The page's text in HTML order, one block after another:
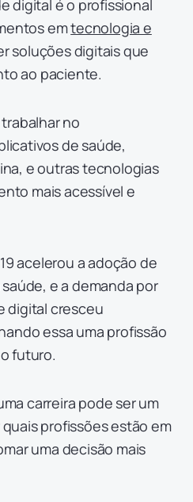
digital é o profissional
emtecnologia e
soluções digitais que
ao paciente.
no
de saúde,
e outras tecnologias
mais acessível e
acelerou a adoção de
e a demanda por
digital cresceu
essa uma profissão
futuro.
carreira pode ser um
profissões estão em
uma decisão mais